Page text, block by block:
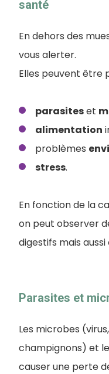
santé
En dehors des
vous alerter.
Elles peuvent être
parasiteset
alimentation
problèmes
stress.
En fonction de la
on peut observer
digestifs mais
Parasites et
Les microbes
champignons) et
causer une perte